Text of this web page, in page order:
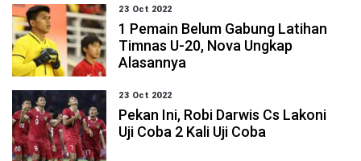
23 Oct 2022
1 Pemain Belum Gabung Latihan
Timnas U-20, Nova Ungkap
Alasannya
23 Oct 2022
Pekan Ini, Robi Darwis Cs Lakoni
Uji Coba 2 Kali Uji Coba